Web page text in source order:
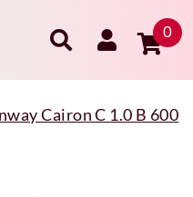
0
Cairon C 1.0 B 600